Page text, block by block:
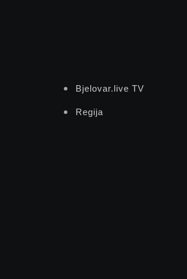
Bjelovar.live TV
Regija